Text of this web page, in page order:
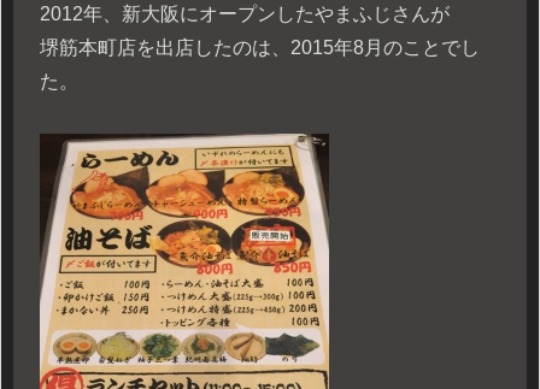
2012年、新大阪にオープンしたやまふじさんが
堺筋本町店を出店したのは、2015年8月のことでし
た。